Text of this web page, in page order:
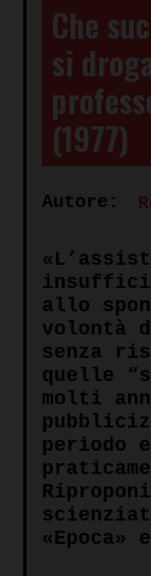
Che
si
(1977)
Autore:
allo
volontà
senza
quelle
molti
periodo
«Epoca»